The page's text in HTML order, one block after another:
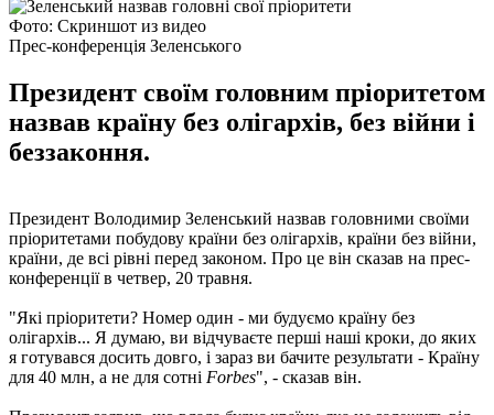
Фото: Скриншот из видео
Прес-конференція Зеленського
Президент своїм головним пріоритетом
назвав країну без олігархів, без війни і
беззаконня.
Президент Володимир Зеленський назвав головними своїми
пріоритетами побудову країни без олігархів, країни без війни,
країни, де всі рівні перед законом. Про це він сказав на прес-
конференції в четвер, 20 травня.
"Які пріоритети? Номер один - ми будуємо країну без
олігархів... Я думаю, ви відчуваєте перші наші кроки, до яких
я готувався досить довго, і зараз ви бачите результати - Країну
для 40 млн, а не для сотні Forbes", - сказав він.